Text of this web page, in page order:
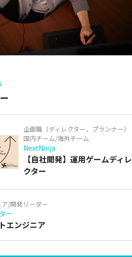
企画職（ディレクター、プランナー）
国内チーム/海外チーム
NextNinja
【自社開発】運用ゲームディレ
クター
/開発リーダー
ー
エンジニア